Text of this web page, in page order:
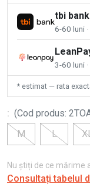
tbi bank
6-60 luni
3-60 luni
* estimat — rata
: (Cod produs:
M
L
Nu știți de ce mărime
Consultați tabelul